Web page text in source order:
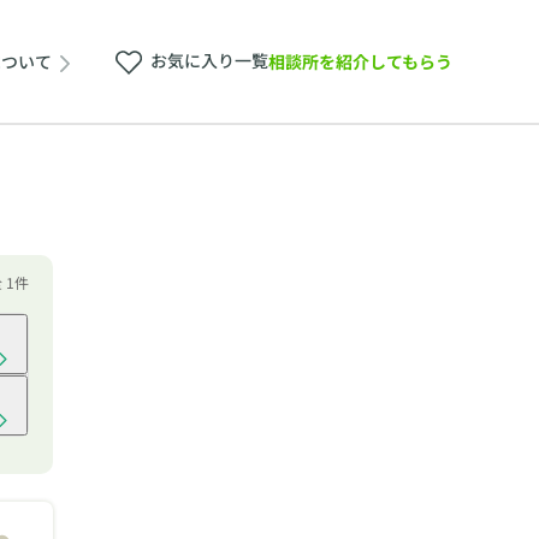
いて お気に入り一覧相談所を紹介してもらう
1件